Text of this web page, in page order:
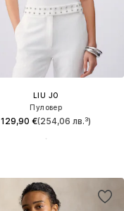
LIU JO
Пуловер
129,90 €(254,06 лв.³)